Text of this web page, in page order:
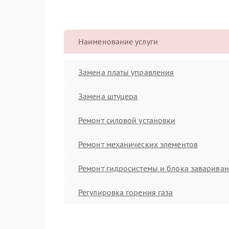
Наименование услуги
Замена платы управления
Замена штуцера
Ремонт силовой установки
Ремонт механических элементов
Ремонт гидросистемы и блока
Регулировка горения газа